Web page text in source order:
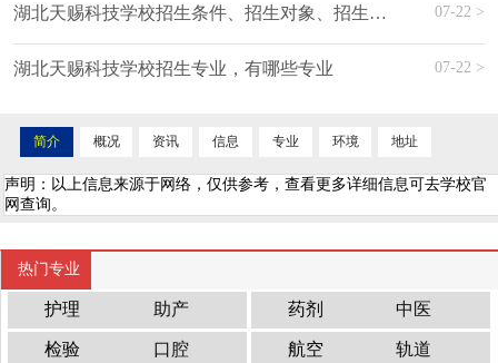
湖北天赐科技学校招生条件、招生对象、招生分数 07-22 >
湖北天赐科技学校招生专业，有哪些专业 07-22 >
简介 概况 资讯 信息 专业 环境 地址
声明：以上信息来源于网络，仅供参考，查看更多详细信息可去学校官
网查询。
热门专业
护理 助产 药剂 中医
检验 口腔 航空 轨道